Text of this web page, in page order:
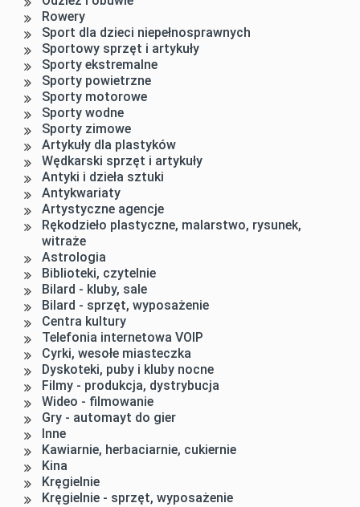
Rowery
Sport dla dzieci niepełnosprawnych
Sportowy sprzęt i artykuły
Sporty ekstremalne
Sporty powietrzne
Sporty motorowe
Sporty wodne
Sporty zimowe
Artykuły dla plastyków
Wędkarski sprzęt i artykuły
Antyki i dzieła sztuki
Antykwariaty
Artystyczne agencje
Rękodzieło plastyczne, malarstwo, rysunek,
witraże
Astrologia
Biblioteki, czytelnie
Bilard - kluby, sale
Bilard - sprzęt, wyposażenie
Centra kultury
Telefonia internetowa VOIP
Cyrki, wesołe miasteczka
Dyskoteki, puby i kluby nocne
Filmy - produkcja, dystrybucja
Wideo - filmowanie
Gry - automayt do gier
Inne
Kawiarnie, herbaciarnie, cukiernie
Kina
Kręgielnie
Kręgielnie - sprzęt, wyposażenie